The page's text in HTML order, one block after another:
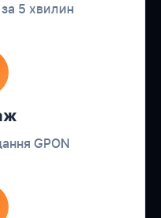
5 хвилин
GPON